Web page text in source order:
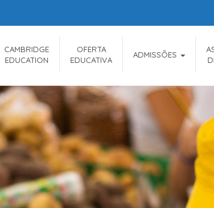
CAMBRIDGE
EDUCATION
OFERTA
EDUCATIVA
ADMISSÕES